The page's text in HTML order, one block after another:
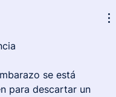
se está
para descartar un